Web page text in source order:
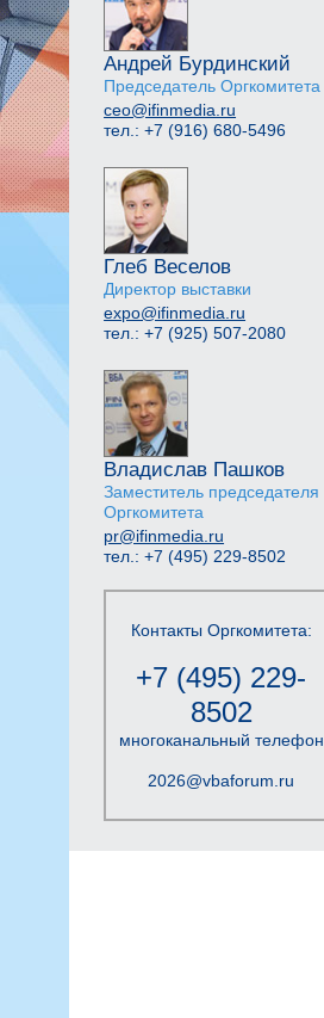
Андрей Бурдинский
Председатель Оргкомитета
ceo@ifinmedia.ru
тел.: +7 (916) 680-5496
Глеб Веселов
Директор выставки
expo@ifinmedia.ru
тел.: +7 (925) 507-2080
Владислав Пашков
Заместитель председателя
Оргкомитета
pr@ifinmedia.ru
тел.: +7 (495) 229-8502
Контакты Оргкомитета:
+7 (495) 229-
8502
многоканальный телефон
2026@vbaforum.ru